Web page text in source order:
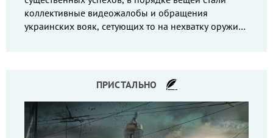
коллективные видеожалобы и обращения
украинских вояк, сетующих то на нехватку оружия,
ПРИСТАЛЬНО